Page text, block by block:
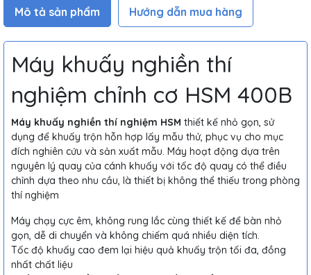
Mô tả sản phẩm Hướng dẫn mua hàng
Máy khuấy nghiền thí
nghiệm chỉnh cơ HSM 400B
Máy khuấy nghiền thí nghiệm HSM thiết kế nhỏ gọn, sử
dụng để khuấy trộn hỗn hợp lấy mẫu thử, phục vụ cho mục
đích nghiên cứu và sản xuất mẫu. Máy hoạt động dựa trên
nguyên lý quay của cánh khuấy với tốc độ quay có thể điều
chỉnh dựa theo nhu cầu, là thiết bị không thể thiếu trong phòng
thí nghiệm
Máy chạy cực êm, không rung lắc cùng thiết kế để bàn nhỏ
gọn, dễ di chuyển và không chiếm quá nhiều diện tích.
Tốc độ khuấy cao đem lại hiệu quả khuấy trộn tối đa, đồng
nhất chất liệu